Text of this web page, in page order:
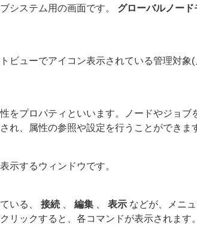
システム用の画面です。 グローバルノード
ビューでアイコン表示されている管理対
をプロパティといいます。ノードやジョ
れ、属性の参照や設定を行うことができま
示するウィンドウです。
いる、 接続 編集 表示 などが、メニ
リックすると、各コマンドが表示されます。